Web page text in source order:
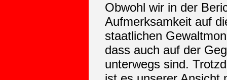
Obwohl wir in der
Aufmerksamkeit auf
staatlichen
dass auch auf der
unterwegs sind.